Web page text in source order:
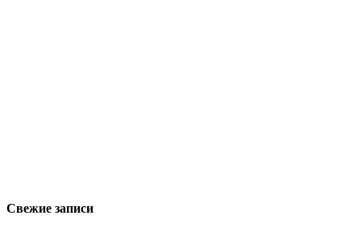
Свежие записи